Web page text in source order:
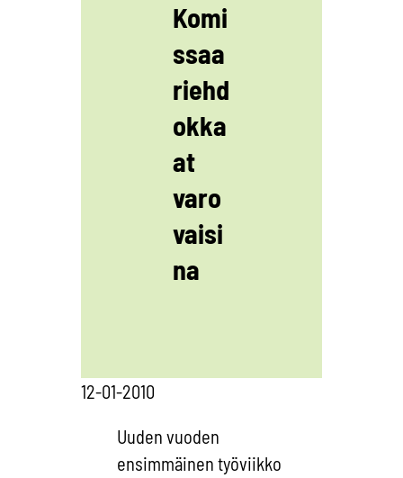
Komi
ssaa
riehd
okka
at
varo
vaisi
na
12-01-2010
Uuden vuoden
ensimmäinen työviikko